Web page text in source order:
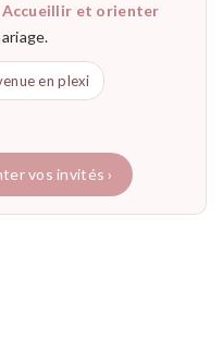
Accueillir et orienter
en plexi
vos invités ›